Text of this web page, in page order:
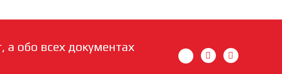
а обо всех документах